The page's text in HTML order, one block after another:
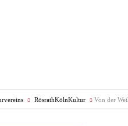
RösrathKölnKultur Von der